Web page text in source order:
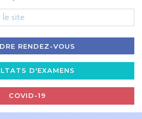
RENDEZ-VOUS
D'EXAMENS
COVID-19